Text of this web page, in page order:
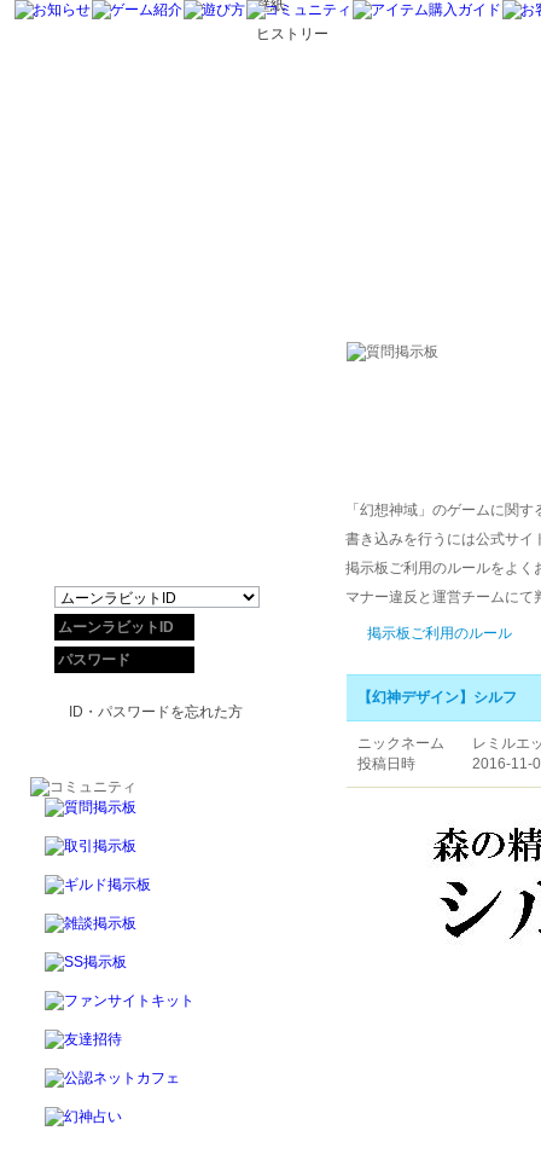
壁紙
ヒストリー
「幻想神域」のゲームに関
書き込みを行うには公式サイ
掲示板ご利用のルールをよ
マナー違反と運営チームに
掲示板ご利用のルール
【幻神デザイン】シルフ
ニックネーム
レミルエ
投稿日時
2016-11-
ID・パスワードを忘れた方